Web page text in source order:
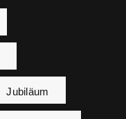
Jubiläum